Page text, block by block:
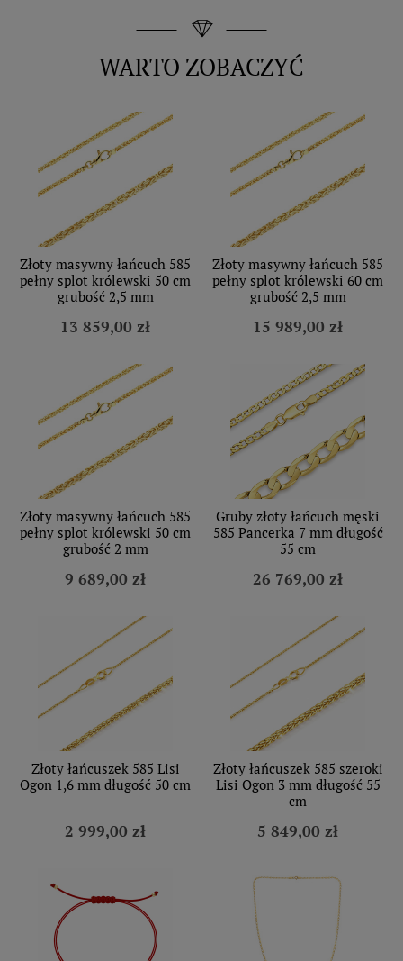
WARTO ZOBACZYĆ
Złoty masywny łańcuch 585
pełny splot królewski 50 cm
grubość 2,5 mm
13 859,00 zł
Złoty masywny łańcuch 585
pełny splot królewski 60 cm
grubość 2,5 mm
15 989,00 zł
Złoty masywny łańcuch 585
pełny splot królewski 50 cm
grubość 2 mm
9 689,00 zł
Gruby złoty łańcuch męski
585 Pancerka 7 mm długość
55 cm
26 769,00 zł
Złoty łańcuszek 585 Lisi
Ogon 1,6 mm długość 50 cm
2 999,00 zł
Złoty łańcuszek 585 szeroki
Lisi Ogon 3 mm długość 55
cm
5 849,00 zł